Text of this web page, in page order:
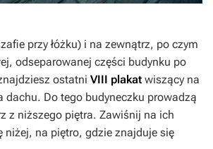
przy łóżku) i na zewnątrz, po czym
odseparowanej części budynku po
ostatni VIII plakat wiszący na
dachu. Do tego budyneczku prowadzą
z niższego piętra. Zawiśnij na ich
niżej, na piętro, gdzie znajduje się